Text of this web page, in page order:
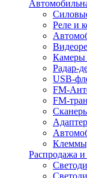
Реле и
Камеры
Радар-
USB-
FM-
FM-
Распродажа и